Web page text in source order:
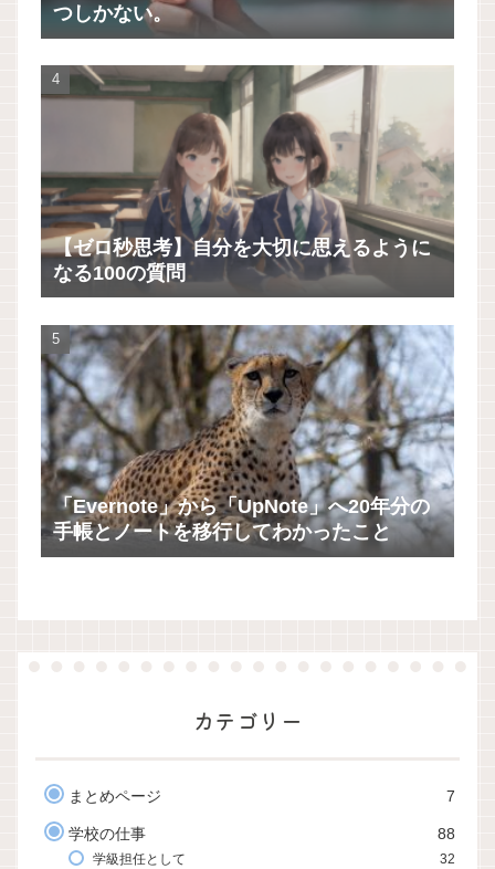
つしかない。
【ゼロ秒思考】自分を大切に思えるように
なる100の質問
「Evernote」から「UpNote」へ20年分の
手帳とノートを移行してわかったこと
カテゴリー
まとめページ 7
学校の仕事 88
学級担任として
32